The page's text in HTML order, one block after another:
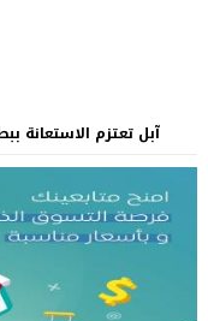
آبل تعتزم الاستعانة